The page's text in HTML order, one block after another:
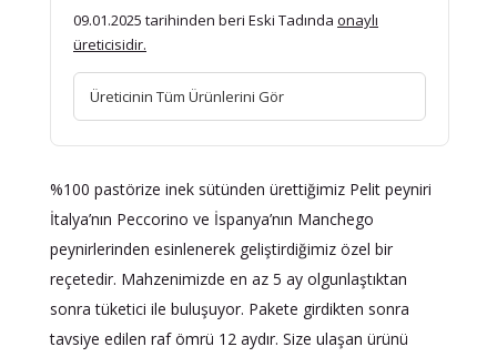
09.01.2025 tarihinden beri Eski Tadında onaylı
üreticisidir.
Üreticinin Tüm Ürünlerini Gör
%100 pastörize inek sütünden ürettiğimiz Pelit peyniri
İtalya’nın Peccorino ve İspanya’nın Manchego
peynirlerinden esinlenerek geliştirdiğimiz özel bir
reçetedir. Mahzenimizde en az 5 ay olgunlaştıktan
sonra tüketici ile buluşuyor. Pakete girdikten sonra
tavsiye edilen raf ömrü 12 aydır. Size ulaşan ürünü